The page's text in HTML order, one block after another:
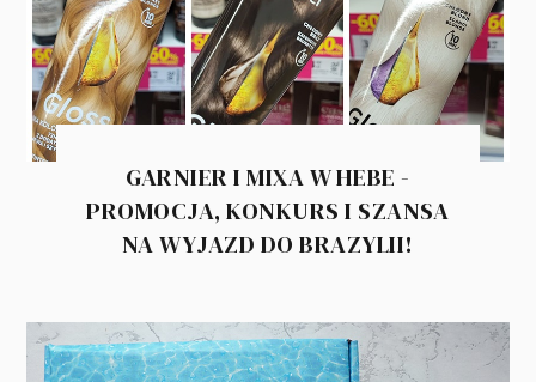
GARNIER I MIXA W HEBE -
PROMOCJA, KONKURS I SZANSA
NA WYJAZD DO BRAZYLII!